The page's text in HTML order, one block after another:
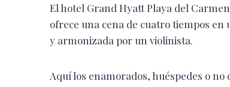
El hotel Grand Hyatt Playa del
ofrece una cena de cuatro tiempos en
y armonizada por un violinista.
Aquí los enamorados, huéspedes o